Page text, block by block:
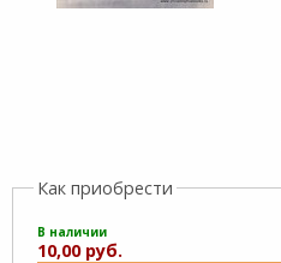
Как приобрести
В наличии
10,00 руб.